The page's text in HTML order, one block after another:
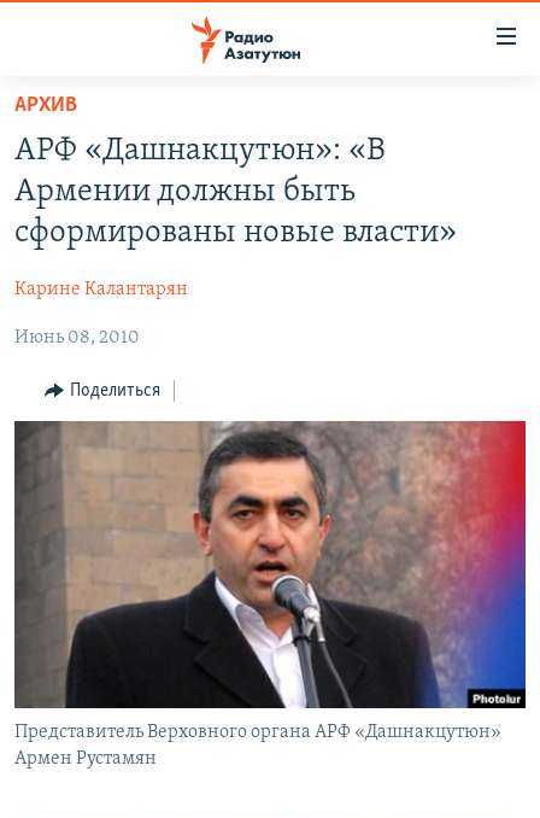
Перейти
основному
содержанию
Перейти
основной
навигации
Перейти
поиску
НОВОСТИ
ПОЛИТИКА
ЭКОНОМИКА
РЕГИОН
НАГОРНЫЙ КАРАБАХ
КУЛЬТУРА
Հայերեն
English
Русский
Все сайты Радио Азатутюн
АРХИВ
АРФ «Дашнакцутюн»: «В
Армении должны быть
сформированы новые власти»
Карине Калантарян
Июнь 08, 2010
Поделиться
Представитель Верховного органа АРФ «Дашнакцутюн»
Армен Рустамян